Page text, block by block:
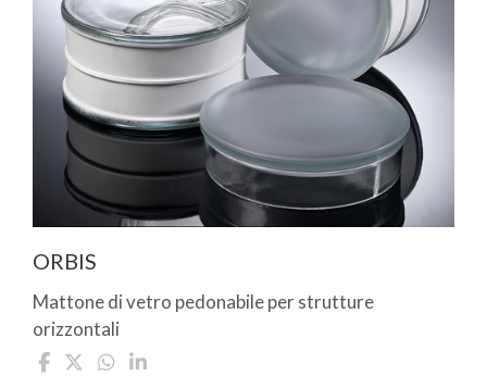
ORBIS
Mattone di vetro pedonabile per strutture
orizzontali